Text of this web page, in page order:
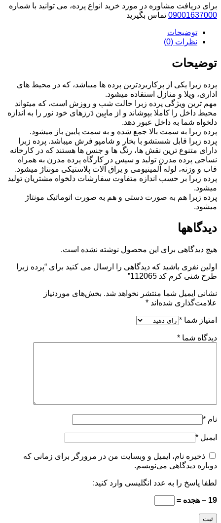
شنی
کرم
112065
برای دریافت مشاوره در مورد خرید انواع پرده، می توانید با شماره
09001637000 تماس بگیرید
توضیحات
نظرات (0)
توضیحات
پرده زبرا یکی از پرکاربردترین پرده ها میباشد، که در محیط های
اداری، ویلا و منازل استفاده میشود.
مهم ترین ویژگی پرده زبرا حالت شب و روزش است، که میتواند
محیط داخل را کاملا بپوشاند و از مابِین دَرزهای خود نور را به اندازه
دلخواه شما به داخل عبور دهد.
پرده زبرا به سمت بالا جمع شده و به سمت پایین باز میشود.
پرده زبرا قابل شستشو با بخار و شامپو فرش میباشد. پرده زبرا
دارای متنوع ترین نقش ها، رنگ ها و جنس ها هستند که در کارخانه
نساجی پرده مدرن تولید و سپس در کارگاه پرده مدرن به همراه
قاب و وزنه، لوله آلمینیومی و یراق آلات پلاستیکی مونتاژ میشود.
پرده زبرا بر حسب اندازه متفاوت سفارشات دلخواه مشتریان تولید
میشود.
پرده زبرا هم به صورت دستی و هم به صورت اتوماتیک مونتاژ
میشود.
دیدگاهها
هیچ دیدگاهی برای این محصول نوشته نشده است.
اولین نفری باشید که دیدگاهی را ارسال می کنید برای “پرده زبرا
طرح شنی کرم کد 112065”
نشانی ایمیل شما منتشر نخواهد شد. بخش‌های موردنیاز
علامت‌گذاری شده‌اند *
امتیاز شما *
دیدگاه شما *
نام *
ایمیل *
ذخیره نام، ایمیل و وبسایت من در مرورگر برای زمانی که
دوباره دیدگاهی می‌نویسم.
لطفا پاسخ را به عدد انگلیسی وارد کنید:
19 − هجده =